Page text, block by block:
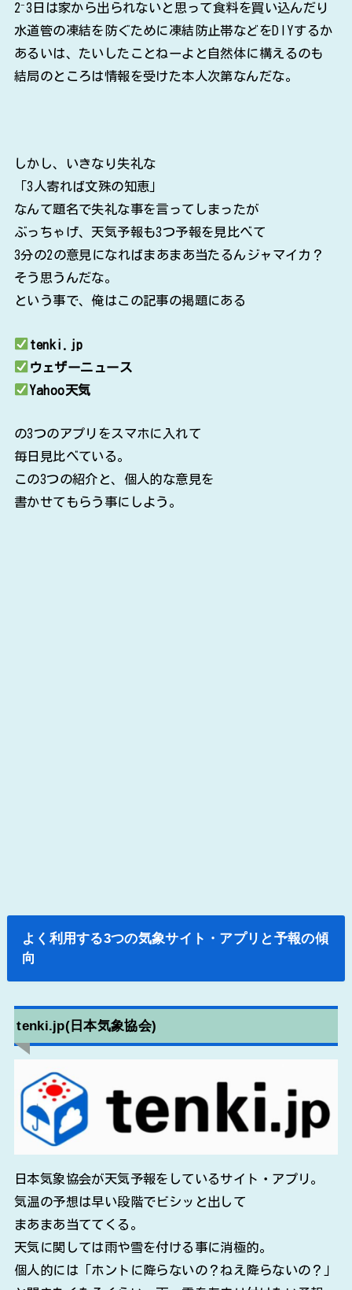
2⁻3日は家から出られないと思って食料を買い込んだり
水道管の凍結を防ぐために凍結防止帯などをDIYするか
あるいは、たいしたことねーよと自然体に構えるのも
結局のところは情報を受けた本人次第なんだな。
しかし、いきなり失礼な
「3人寄れば文殊の知恵」
なんて題名で失礼な事を言ってしまったが
ぶっちゃげ、天気予報も3つ予報を見比べて
3分の2の意見になればまあまあ当たるんジャマイカ？
そう思うんだな。
という事で、俺はこの記事の掲題にある
tenki.jp
ウェザーニュース
Yahoo天気
の3つのアプリをスマホに入れて
毎日見比べている。
この3つの紹介と、個人的な意見を
書かせてもらう事にしよう。
よく利用する3つの気象サイト・アプリと予報の傾
向
tenki.jp(日本気象協会)
日本気象協会が天気予報をしているサイト・アプリ。
気温の予想は早い段階でビシッと出して
まあまあ当ててくる。
天気に関しては雨や雪を付ける事に消極的。
個人的には「ホントに降らないの？ねえ降らないの？」